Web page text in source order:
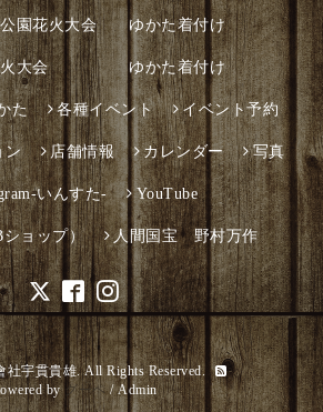
公園花火大会 ゆかた着付け
火大会 ゆかた着付け
た 各種イベント イベント予約
ン 店舗情報 カレンダー 写真
いんすた- YouTube
ショップ） 人間国宝 野村万作
社宇貫貴雄. All Rights Reserved.
by グーペ/Admin